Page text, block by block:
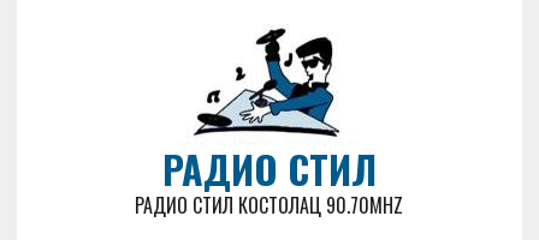
РАДИО СТИЛ
РАДИО СТИЛ КОСТОЛАЦ 90.70MHZ